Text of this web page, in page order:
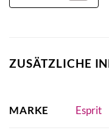
ZUSÄTZLICHE
MARKE Esprit